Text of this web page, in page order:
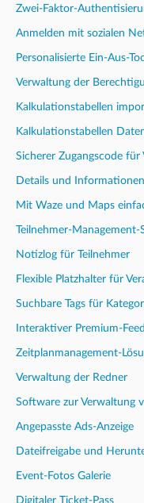
Zwei-Faktor-
Anmelden mit sozialen
Personalisierte Ein-Aus-
Verwaltung der
Kalkulationstabellen
Kalkulationstabellen
Sicherer Zugangscode
Details und
Mit Waze und Maps
Teilnehmer-Management-
Notizlog für Teilnehmer
Flexible Platzhalter für
Suchbare Tags für
Interaktiver Premium-Feed
Zeitplanmanagement-
Verwaltung der Redner
Software zur Verwaltung
Angepasste Ads-Anzeige
Dateifreigabe und
Event-Fotos Galerie
Digitaler Ticket-Pass